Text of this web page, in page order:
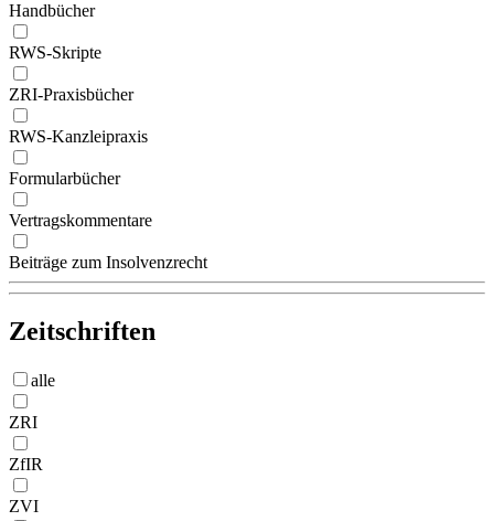
Handbücher
RWS-Skripte
ZRI-Praxisbücher
RWS-Kanzleipraxis
Formularbücher
Vertragskommentare
Beiträge zum Insolvenzrecht
Zeitschriften
alle
ZRI
ZfIR
ZVI